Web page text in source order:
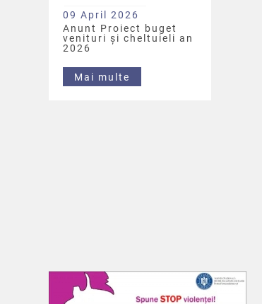
09 April 2026
Anunt Proiect buget
venituri și cheltuieli an
2026
Mai multe